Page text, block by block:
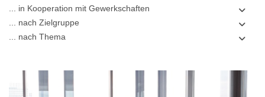
... in Kooperation mit Gewerkschaften
... nach Zielgruppe
... nach Thema